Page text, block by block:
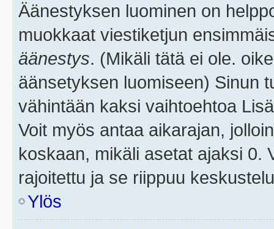
Äänestyksen luominen on
muokkaat viestiketjun
äänestys. (Mikäli tätä ei ole.
äänsetyksen luomiseen) Sinun
vähintään kaksi vaihtoehtoa
Voit myös antaa aikarajan,
koskaan, mikäli asetat ajaksi 0.
rajoitettu ja se riippuu
Ylös